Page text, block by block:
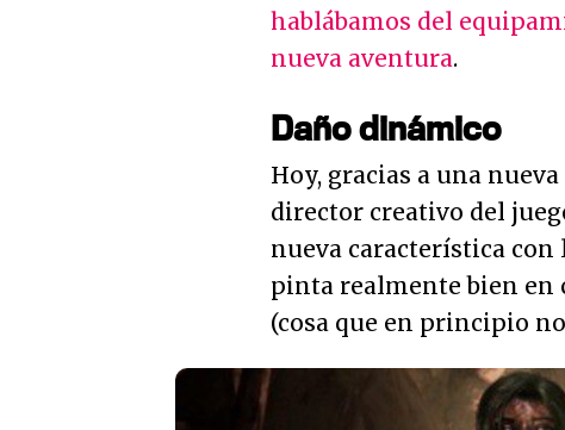
hablábamos del
nueva aventura.
Daño dinámico
Hoy, gracias a una
director creativo del
nueva característica con
pinta realmente bien en
(cosa que en principio